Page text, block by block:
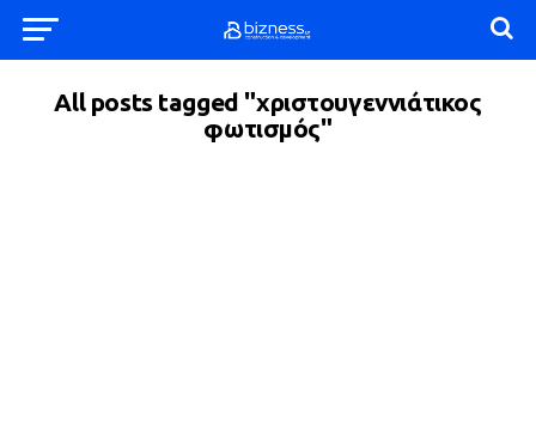
All posts tagged "χριστουγεννιάτικος
φωτισμός"